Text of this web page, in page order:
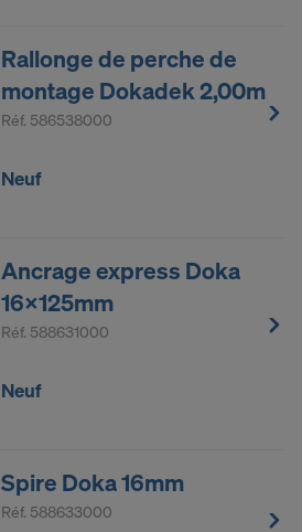
Rallonge de perche de
montage Dokadek 2,00m
Réf. 586538000
Neuf
Ancrage express Doka
16x125mm
Réf. 588631000
Neuf
Spire Doka 16mm
Réf. 588633000